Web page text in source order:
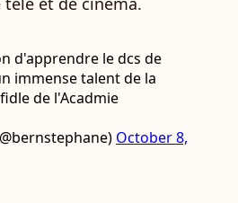
d'apprendre le dcs de
immense talent de la
de l'Acadmie
October 8,